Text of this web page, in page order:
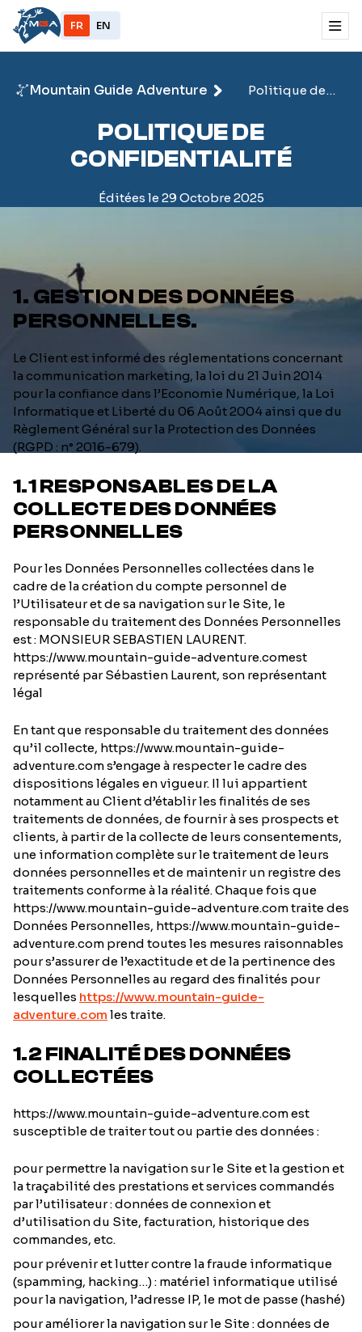
FR EN
Mountain Guide Adventure
Politique de
POLITIQUE DE
CONFIDENTIALITÉ
Éditées le 29 Octobre 2025
1. GESTION DES DONNÉES
PERSONNELLES.
Le Client est informé des réglementations concernant
la communication marketing, la loi du 21 Juin 2014
pour la confiance dans l’Economie Numérique, la Loi
Informatique et Liberté du 06 Août 2004 ainsi que du
Règlement Général sur la Protection des Données
(RGPD : n° 2016-679).
1.1 RESPONSABLES DE LA
COLLECTE DES DONNÉES
PERSONNELLES
Pour les Données Personnelles collectées dans le
cadre de la création du compte personnel de
l’Utilisateur et de sa navigation sur le Site, le
responsable du traitement des Données Personnelles
est : MONSIEUR SEBASTIEN LAURENT.
https://www.mountain-guide-adventure.comest
représenté par Sébastien Laurent, son représentant
légal
En tant que responsable du traitement des données
qu’il collecte, https://www.mountain-guide-
adventure.com s’engage à respecter le cadre des
dispositions légales en vigueur. Il lui appartient
notamment au Client d’établir les finalités de ses
traitements de données, de fournir à ses prospects et
clients, à partir de la collecte de leurs consentements,
une information complète sur le traitement de leurs
données personnelles et de maintenir un registre des
traitements conforme à la réalité. Chaque fois que
https://www.mountain-guide-adventure.com traite des
Données Personnelles, https://www.mountain-guide-
adventure.com prend toutes les mesures raisonnables
pour s’assurer de l’exactitude et de la pertinence des
Données Personnelles au regard des finalités pour
lesquelles https://www.mountain-guide-
adventure.com les traite.
1.2 FINALITÉ DES DONNÉES
COLLECTÉES
https://www.mountain-guide-adventure.com est
susceptible de traiter tout ou partie des données :
pour permettre la navigation sur le Site et la gestion et
la traçabilité des prestations et services commandés
par l’utilisateur : données de connexion et
d’utilisation du Site, facturation, historique des
commandes, etc.
pour prévenir et lutter contre la fraude informatique
(spamming, hacking…) : matériel informatique utilisé
pour la navigation, l’adresse IP, le mot de passe (hashé)
pour améliorer la navigation sur le Site : données de